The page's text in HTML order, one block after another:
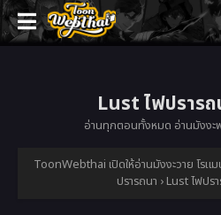
Lust ไฟปราร
อ่านทุกตอนทั้งหมด อ่านมังงะ
ToonWebthai เปิดให้อ่านมังงะวาย โร
ปรารถนา › Lust ไฟปร